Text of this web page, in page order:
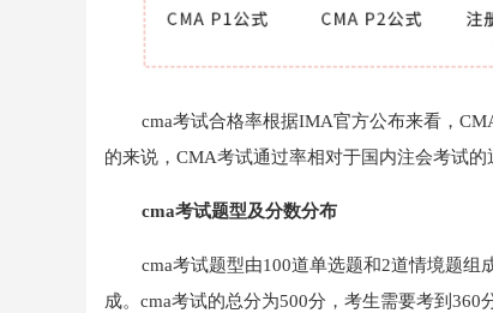
cma考试合格率根据IMA官方公布来看，
的来说，CMA考试通过率相对于国内注会考试的
cma考试题型及分数分布
cma考试题型由100道单选题和2道情境题
成。cma考试的总分为500分，考生需要考到